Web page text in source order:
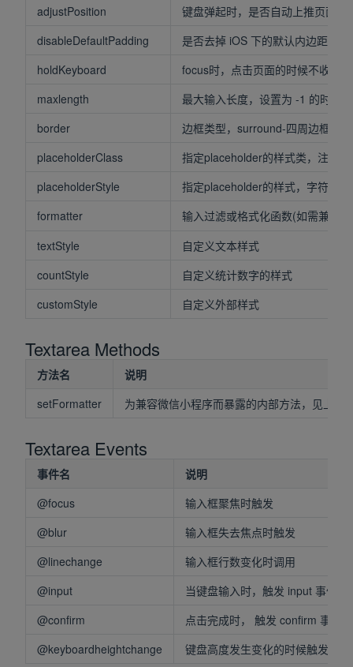
adjustPosition
键盘弹起时，是否自动上推页面
disableDefaultPadding
是否去掉 iOS 下的默认内边距，
holdKeyboard
focus时，点击页面的时候不收起
maxlength
最大输入长度，设置为 -1 的时候
border
边框类型，surround-四周边框，
placeholderClass
指定placeholder的样式类，注意
placeholderStyle
指定placeholder的样式，字符串/
formatter
输入过滤或格式化函数(如需兼容
textStyle
自定义文本样式
countStyle
自定义统计数字的样式
customStyle
自定义外部样式
Textarea Methods
方法名
说明
setFormatter
为兼容微信小程序而暴露的内部方法，见上方
Textarea Events
事件名
说明
@focus
输入框聚焦时触发
@blur
输入框失去焦点时触发
@linechange
输入框行数变化时调用
@input
当键盘输入时，触发 input 事件
@confirm
点击完成时， 触发 confirm 事件
@keyboardheightchange
键盘高度发生变化的时候触发此